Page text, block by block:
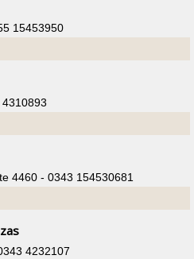
15453950
4460 - 0343 154530681
4232107